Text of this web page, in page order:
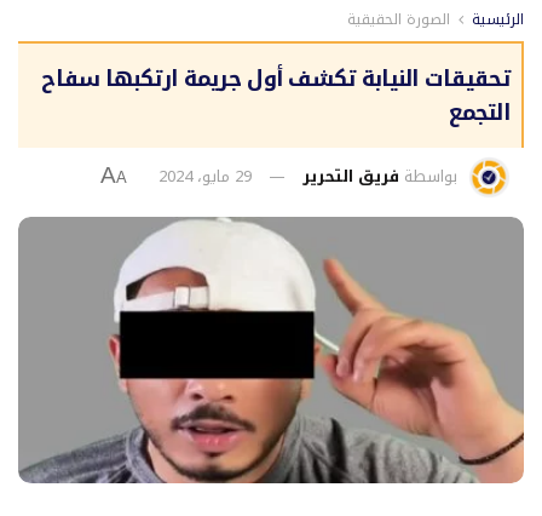
الرئيسية الصورة الحقيقية
تحقيقات النيابة تكشف أول جريمة ارتكبها سفاح
التجمع
بواسطة فريق التحرير 29 مايو، 2024 A
A